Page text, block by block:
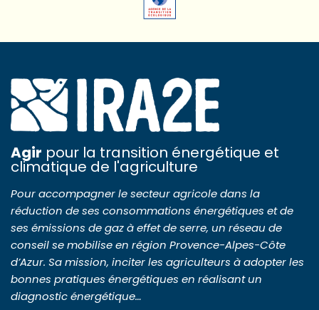
Agir pour la transition énergétique et
climatique de l'agriculture
Pour accompagner le secteur agricole dans la
réduction de ses consommations énergétiques et de
ses émissions de gaz à effet de serre, un réseau de
conseil se mobilise en région Provence-Alpes-Côte
d’Azur. Sa mission, inciter les agriculteurs à adopter les
bonnes pratiques énergétiques en réalisant un
diagnostic énergétique…